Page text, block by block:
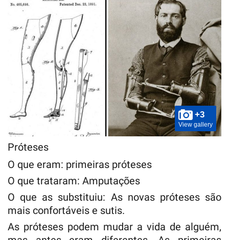
+3
View gallery
Próteses
O que eram: primeiras próteses
O que trataram: Amputações
O que as substituiu: As novas próteses são
mais confortáveis ​​e sutis.
As próteses podem mudar a vida de alguém,